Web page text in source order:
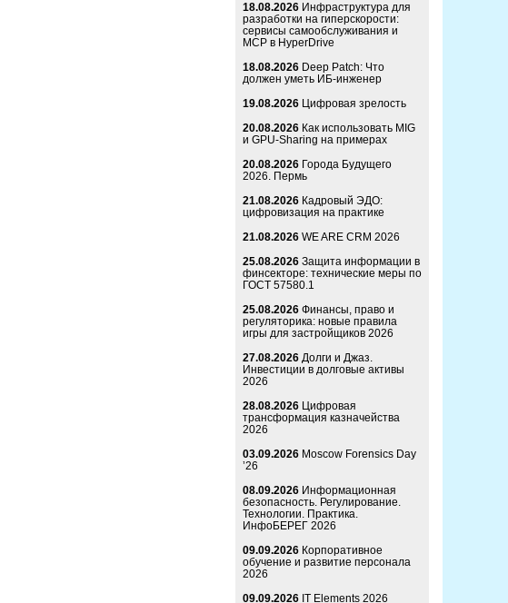
18.08.2026 Инфраструктура для
разработки на гиперскорости:
сервисы самообслуживания и
MCP в HyperDrive
18.08.2026 Deep Patch: Что
должен уметь ИБ-инженер
19.08.2026 Цифровая зрелость
20.08.2026 Как использовать MIG
и GPU-Sharing на примерах
20.08.2026 Города Будущего
2026. Пермь
21.08.2026 Кадровый ЭДО:
цифровизация на практике
21.08.2026 WE ARE CRM 2026
25.08.2026 Защита информации в
финсекторе: технические меры по
ГОСТ 57580.1
25.08.2026 Финансы, право и
регуляторика: новые правила
игры для застройщиков 2026
27.08.2026 Долги и Джаз.
Инвестиции в долговые активы
2026
28.08.2026 Цифровая
трансформация казначейства
2026
03.09.2026 Moscow Forensics Day
’26
08.09.2026 Информационная
безопасность. Регулирование.
Технологии. Практика.
ИнфоБЕРЕГ 2026
09.09.2026 Корпоративное
обучение и развитие персонала
2026
09.09.2026 IT Elements 2026